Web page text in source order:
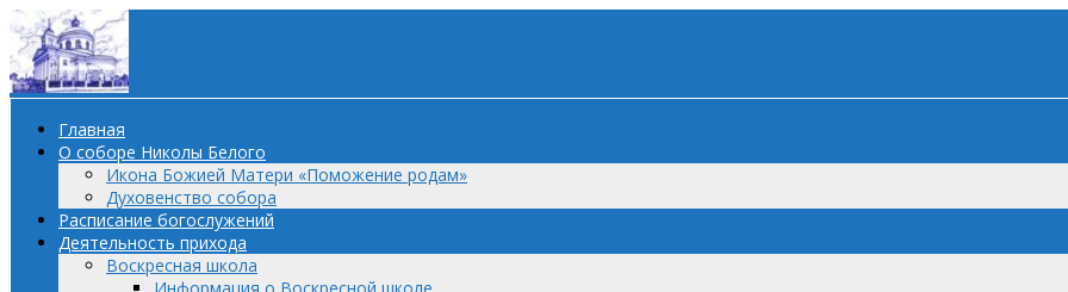
Главная
О соборе Николы Белого
Икона Божией Матери «Поможение родам»
Духовенство собора
Расписание богослужений
Деятельность прихода
Воскресная школа